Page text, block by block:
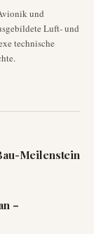
und
Luft- und
technische
Meilenstein
–